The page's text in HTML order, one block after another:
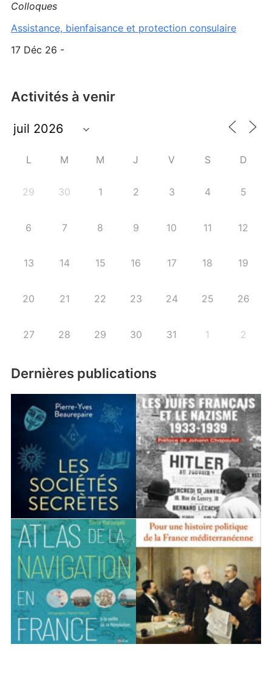
Colloques
Assistance, bienfaisance et protection consulaire
17 Déc 26 -
Activités à venir
L M M J V S D
29 30 1 2 3 4 5
6 7 8 9 10 11 12
13 14 15 16 17 18 19
20 21 22 23 24 25 26
27 28 29 30 31 1 2
Dernières publications